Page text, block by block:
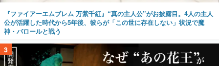
『ファイアーエムブレム 万紫千紅』“真の主人公”がお披露目。4人の主人
公が活躍した時代から5年後、彼らが「この世に存在しない」状況で魔
神・バロールと戦う
3